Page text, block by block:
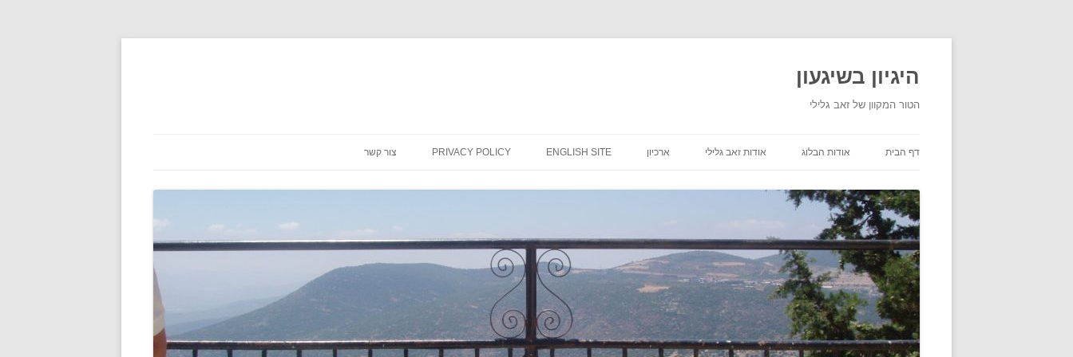
היגיון בשיגעון
הטור המקוון של זאב גלילי
דף הבית אודות הבלוג אודות זאב גלילי ארכיון ENGLISH SITE
PRIVACY POLICY צור קשר